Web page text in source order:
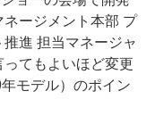
ージメント本部 プ
進 担当マネージャ
てもよいほど変更
モデル）のポイン